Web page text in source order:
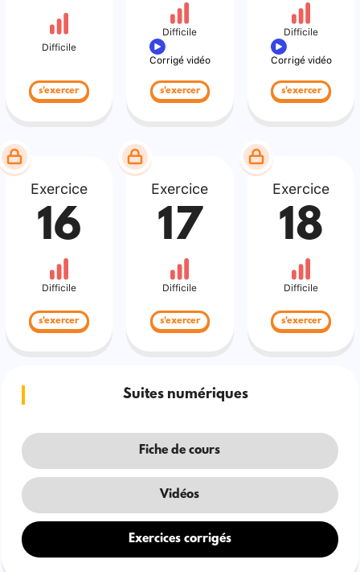
Difficile
s'exercer
Difficile
Corrigé vidéo
s'exercer
Difficile
Corrigé vidéo
s'exercer
Exercice
16
Difficile
s'exercer
Exercice
17
Difficile
s'exercer
Exercice
18
Difficile
s'exercer
Suites numériques
Fiche de cours
Vidéos
Exercices corrigés